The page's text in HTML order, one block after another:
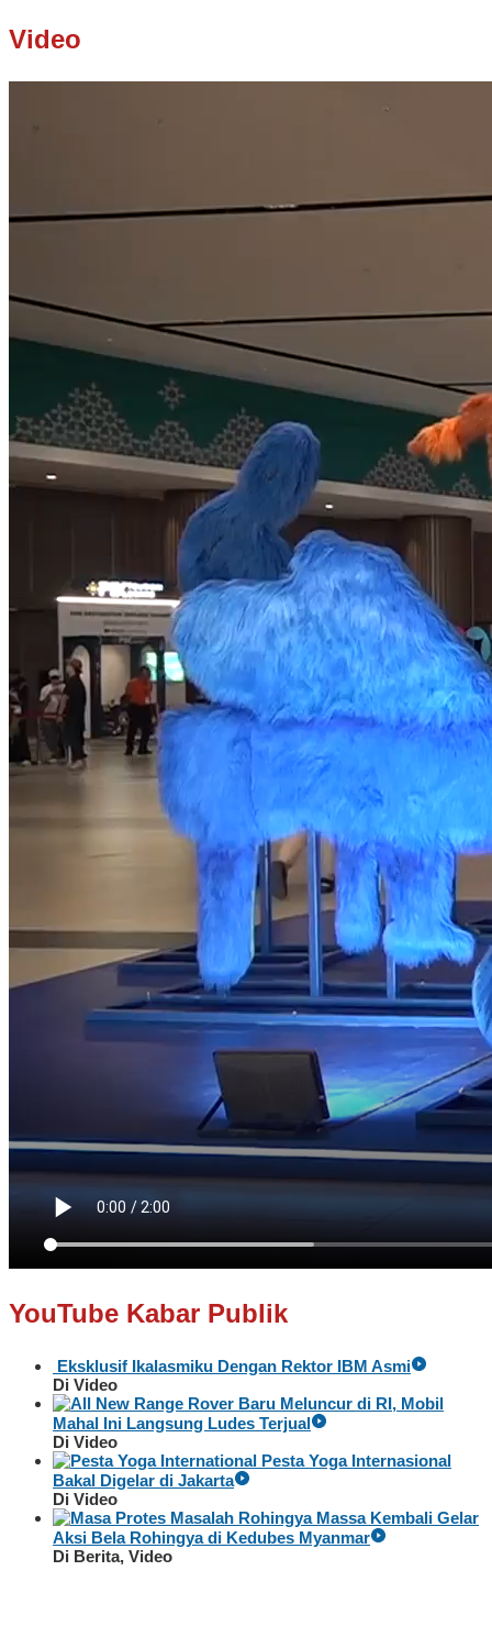
Video
YouTube Kabar Publik
Eksklusif Ikalasmiku Dengan Rektor IBM Asmi
Di Video
Baru Meluncur di RI, Mobil
Mahal Ini Langsung Ludes Terjual
Di Video
Pesta Yoga Internasional
Bakal Digelar di Jakarta
Di Video
Massa Kembali Gelar
Aksi Bela Rohingya di Kedubes Myanmar
Di Berita, Video